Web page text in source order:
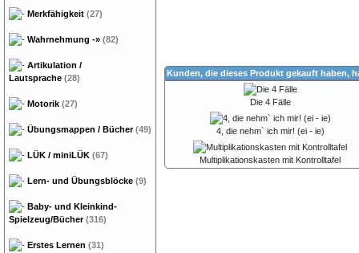
Kunden, die dieses Produkt gekauft haben,
Die 4 Fälle
4, die nehm` ich mir! (ei - ie)
Multiplikationskasten mit Kontrolltafel
Merkfähigkeit (27)
Wahrnehmung -» (82)
Artikulation /
Lautsprache (28)
Motorik (27)
Übungsmappen / Bücher(49)
LÜK / miniLÜK (67)
Lern- und Übungsblöcke (9)
Baby- und Kleinkind-
Spielzeug/Bücher(316)
Erstes Lernen (31)